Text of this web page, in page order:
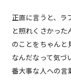
正直に言うと、ラ
と照れくさかった
のことをちゃんと
なんだなって気づ
番大事な人への言